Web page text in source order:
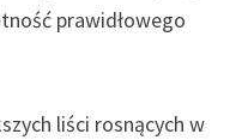
prawidłowego
liści rosnących w